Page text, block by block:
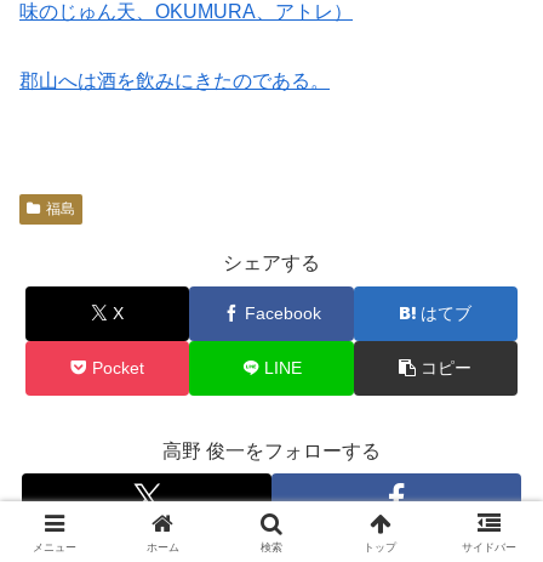
味のじゅん天、OKUMURA、アトレ）
郡山へは酒を飲みにきたのである。
福島
シェアする
X Facebook はてブ
Pocket LINE コピー
高野 俊一をフォローする
メニュー ホーム 検索 トップ サイドバー